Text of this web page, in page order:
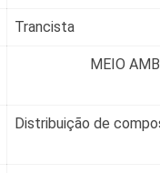
Trancista
MEIO
Distribuição de